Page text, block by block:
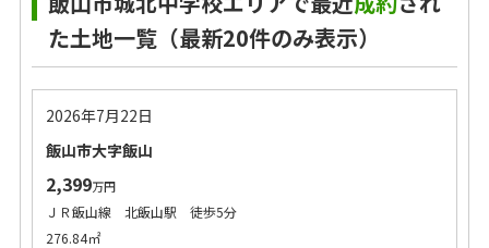
た土地一覧（最新20件のみ表示）
2026年7月22日
飯山市大字飯山
2,399万円
ＪＲ飯山線 北飯山駅 徒歩5分
276.84㎡